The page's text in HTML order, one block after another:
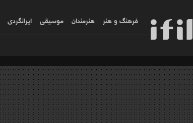
فرهنگ و هنر هنرمندان موسیقی ایرانگردی